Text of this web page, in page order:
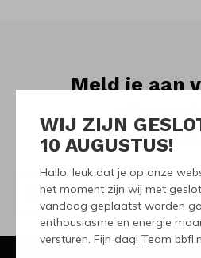
WIJ ZIJN
10 AUGUSTUS!
Hallo, leuk dat je op onze
het moment zijn wij met
vandaag geplaatst worden
enthousiasme en energie
versturen. Fijn dag! Team
Meld je aan
Ontvang de nieuwste